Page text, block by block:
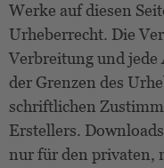
Werke auf diesen
Urheberrecht. Die
Verbreitung und jede
der Grenzen des
schriftlichen
Erstellers.
nur für den privaten,